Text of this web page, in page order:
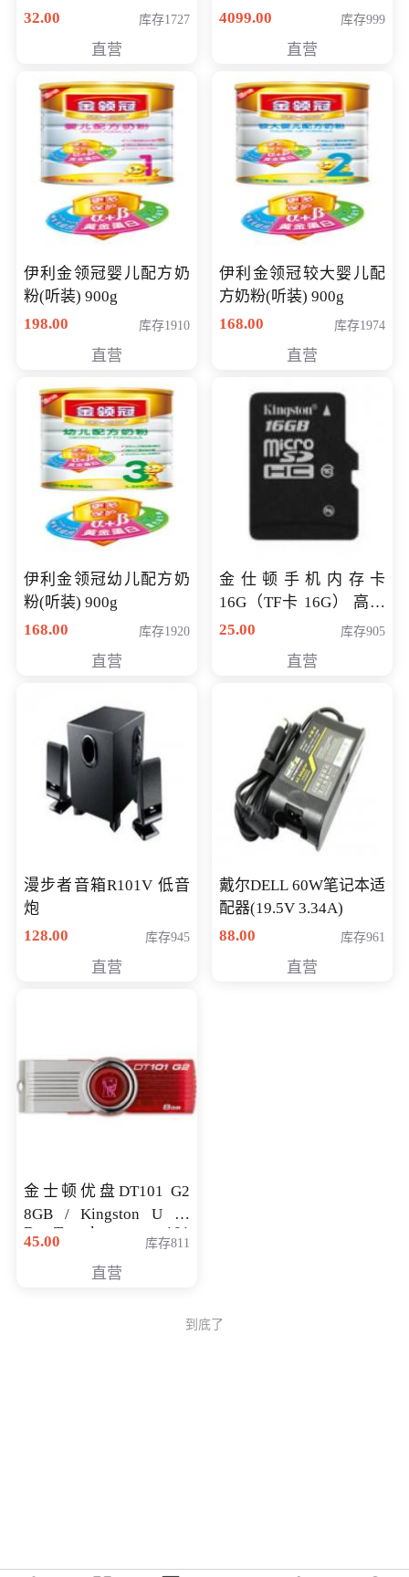
32.00
库存1727
直营
顽石（7代i7-7500U 4G
4099.00 库存999
直营
伊利金领冠婴儿配方奶
粉(听装) 900g
198.00
库存1910
直营
伊利金领冠较大婴儿配
方奶粉(听装) 900g
168.00
库存1974
直营
伊利金领冠幼儿配方奶
粉(听装) 900g
168.00
库存1920
直营
金仕顿手机内存卡
16G（TF卡 16G） 高速
卡 CLASS 10
25.00 库存905
直营
漫步者音箱R101V 低音
炮
128.00
库存945
直营
戴尔DELL 60W笔记本适
配器(19.5V 3.34A)
88.00
库存961
直营
金士顿优盘DT101 G2
8GB / Kingston U 盘
DataTraveler 101
Generati
45.00 库存811
直营
到底了